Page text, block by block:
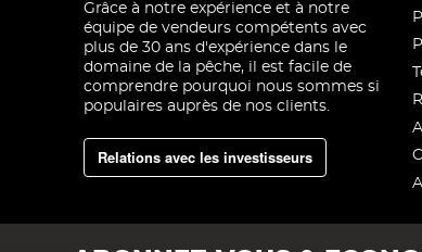
Grâce à notre expérience et à notre
équipe de vendeurs compétents avec
plus de 30 ans d'expérience dans le
domaine de la pêche, il est facile de
comprendre pourquoi nous sommes si
populaires auprès de nos clients.
Relations avec les investisseurs